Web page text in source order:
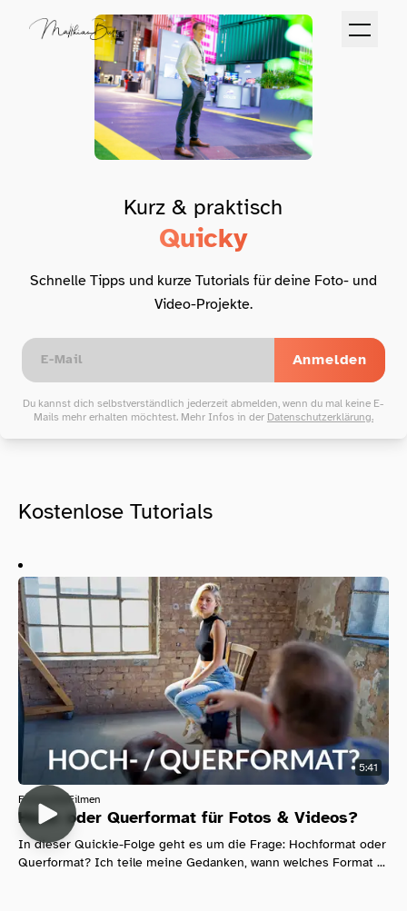
Kurz & praktisch
Quicky
Schnelle Tipps und kurze Tutorials für deine Foto- und
Video-Projekte.
Anmelden
Du kannst dich selbstverständlich jederzeit abmelden, wenn du mal keine E-
Mails mehr erhalten möchtest. Mehr Infos in der Datenschutzerklärung.
Kostenlose Tutorials
5:41
Fotografie Filmen
Hoch- oder Querformat für Fotos & Videos?
In dieser Quickie-Folge geht es um die Frage: Hochformat oder
Querformat? Ich teile meine Gedanken, wann welches Format ...